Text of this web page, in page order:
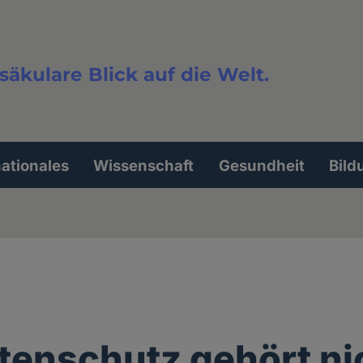
Blick auf die Welt.
Wissenschaft Gesundheit